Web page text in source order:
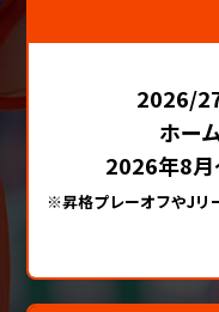
2026/
ホー
2026年8月
※昇格プレーオフやJリ